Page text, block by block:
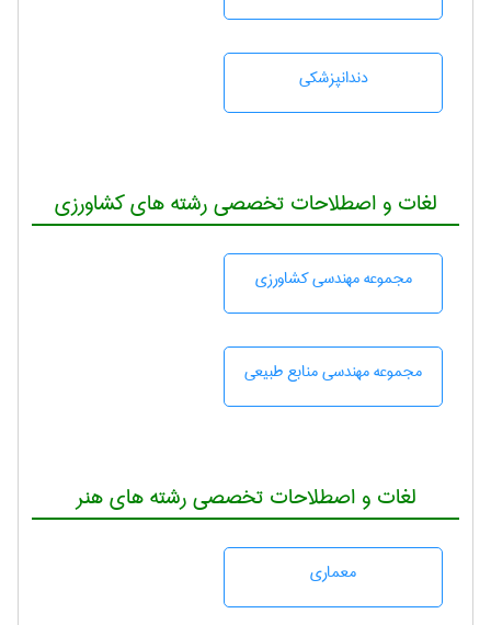
دندانپزشكی
لغات و اصطلاحات تخصصی رشته های کشاورزی
مجموعه مهندسی كشاورزی
مجموعه مهندسی منابع طبيعی
لغات و اصطلاحات تخصصی رشته های هنر
معماری